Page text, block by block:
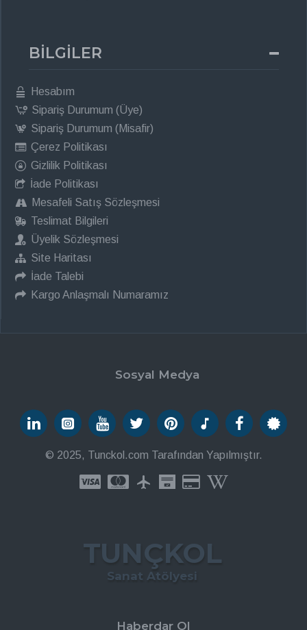
BİLGİLER
Hesabım
Sipariş Durumum (Üye)
Sipariş Durumum (Misafir)
Çerez Politikası
Gizlilik Politikası
İade Politikası
Mesafeli Satış Sözleşmesi
Teslimat Bilgileri
Üyelik Sözleşmesi
Site Haritası
İade Talebi
Kargo Anlaşmalı Numaramız
Sosyal Medya
© 2025, Tunckol.com Tarafından Yapılmıştır.
TUNÇKOL
Sanat Atölyesi
Haberdar Ol